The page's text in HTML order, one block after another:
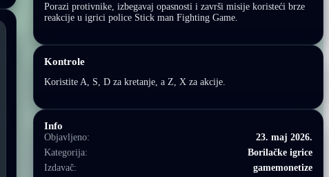
Porazi protivnike, izbegavaj opasnosti i završi misije koristeći brze
reakcije u igrici police Stick man Fighting Game.
Kontrole
Koristite A, S, D za kretanje, a Z, X za akcije.
Info
Objavljeno:
23. maj 2026.
Kategorija:
Borilačke igrice
Izdavač:
gamemonetize